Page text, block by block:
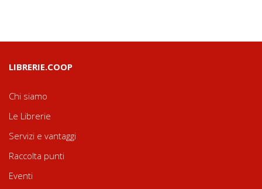
LIBRERIE.COOP
Chi siamo
Le Librerie
Servizi e vantaggi
Raccolta punti
Eventi